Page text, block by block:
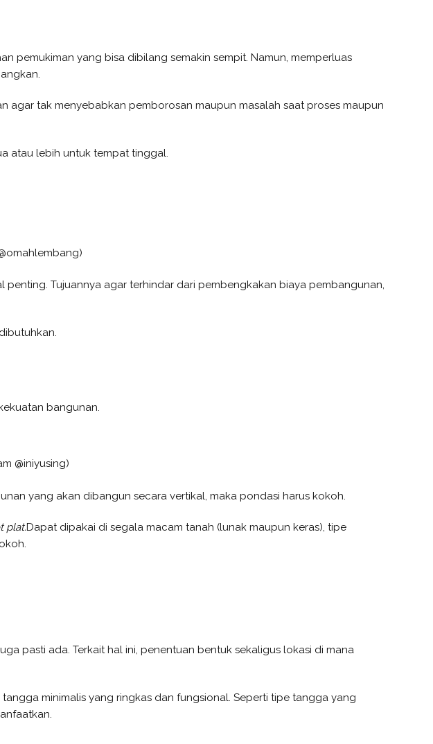
pemukiman yang bisa dibilang semakin sempit. Namun, memperluas
agar tak menyebabkan pemborosan maupun masalah saat proses maupun
atau lebih untuk tempat tinggal.
Tujuannya agar terhindar dari pembengkakan biaya pembangunan,
bangunan.
@iniyusing)
yang akan dibangun secara vertikal, maka pondasi harus kokoh.
plat.Dapat dipakai di segala macam tanah (lunak maupun keras), tipe
pasti ada. Terkait hal ini, penentuan bentuk sekaligus lokasi di mana
minimalis yang ringkas dan fungsional. Seperti tipe tangga yang